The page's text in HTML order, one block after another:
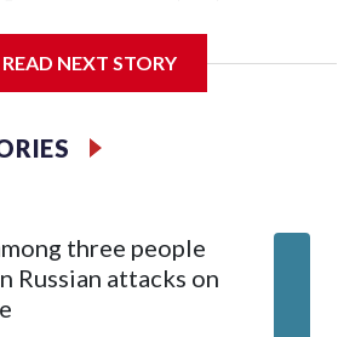
READ NEXT STORY
three people
Russian attacks on